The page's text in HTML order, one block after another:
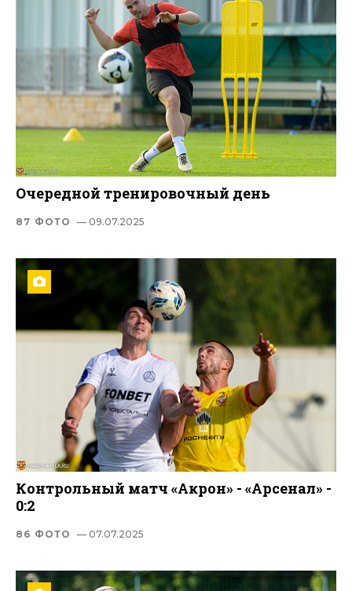
Очередной тренировочный день
87 ФОТО — 09.07.2025
Контрольный матч «Акрон» - «Арсенал» -
0:2
86 ФОТО — 07.07.2025